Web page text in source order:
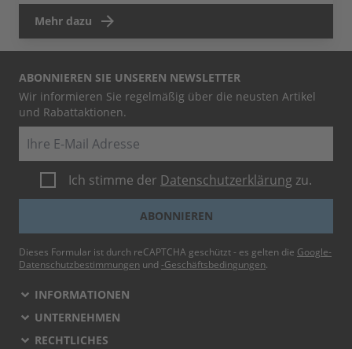
Mehr dazu
ABONNIEREN SIE UNSEREN NEWSLETTER
Wir informieren Sie regelmäßig über die neusten Artikel
und Rabattaktionen.
Ich stimme der Datenschutzerklärung zu.
ABONNIEREN
Dieses Formular ist durch reCAPTCHA geschützt - es gelten die Google-
Datenschutzbestimmungen und -Geschäftsbedingungen.
INFORMATIONEN
UNTERNEHMEN
RECHTLICHES